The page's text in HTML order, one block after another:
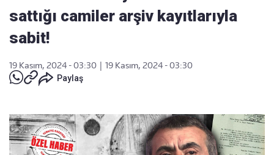
sattığı camiler arşiv kayıtlarıyla
sabit!
19 Kasım, 2024 - 03:30
19 Kasım, 2024 - 03:30
Paylaş